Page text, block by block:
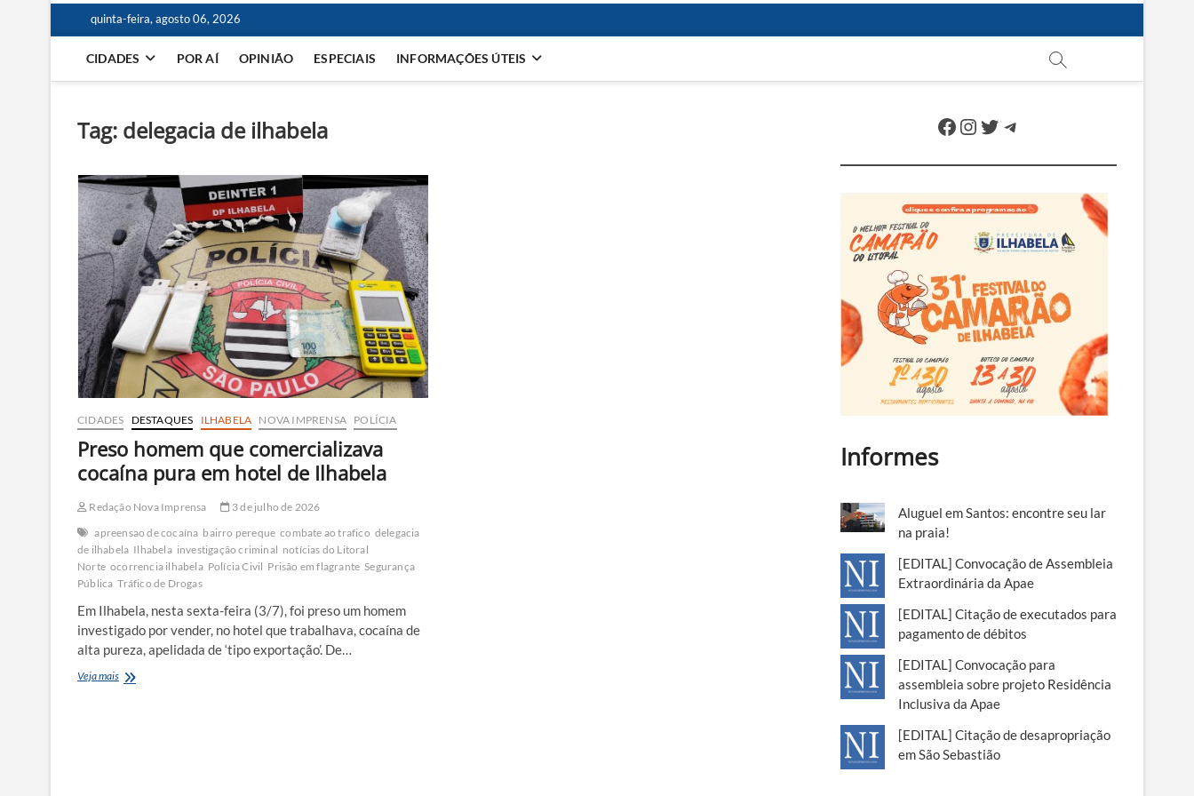
quinta-feira, agosto 06, 2026
CIDADES POR AÍ OPINIÃO ESPECIAIS INFORMAÇÕES ÚTEIS
Tag: delegacia de ilhabela
CIDADES DESTAQUES ILHABELA NOVA IMPRENSA POLÍCIA
Preso homem que comercializava
cocaína pura em hotel de Ilhabela
Redação Nova Imprensa
3 de julho de 2026
apreensao de cocaína bairro pereque combate ao trafico delegacia
de ilhabela Ilhabela investigação criminal notícias do Litoral
Norte ocorrencia ilhabela Polícia Civil Prisão em flagrante Segurança
Pública Tráfico de Drogas
Em Ilhabela, nesta sexta-feira (3/7), foi preso um homem
investigado por vender, no hotel que trabalhava, cocaína de
alta pureza, apelidada de ‘tipo exportação’. De…
Veja maisPreso
Facebook
Instagram
Twitter
Telegram
Informes
Aluguel em Santos: encontre seu lar
na praia!
[EDITAL] Convocação de Assembleia
Extraordinária da Apae
[EDITAL] Citação de executados para
pagamento de débitos
[EDITAL] Convocação para
assembleia sobre projeto Residência
Inclusiva da Apae
[EDITAL] Citação de desapropriação
em São Sebastião